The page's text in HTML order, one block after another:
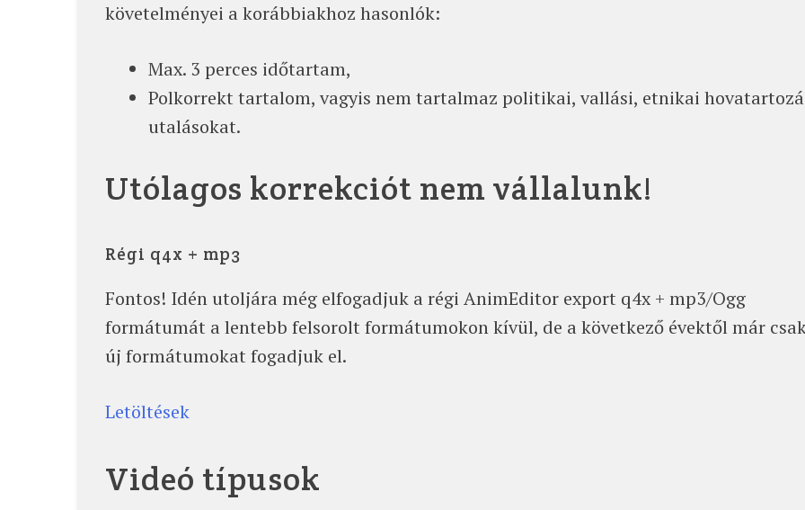
követelményei a korábbiakhoz hasonlók:
Max. 3 perces időtartam,
Polkorrekt tartalom, vagyis nem tartalmaz politikai, vallási, etnikai
utalásokat.
Utólagos korrekciót nem vállalunk!
Régi q4x + mp3
Fontos! Idén utoljára még elfogadjuk a régi AnimEditor export q4x + mp3/Ogg
formátumát a lentebb felsorolt formátumokon kívül, de a következő évektől már
új formátumokat fogadjuk el.
Letöltések
Videó típusok